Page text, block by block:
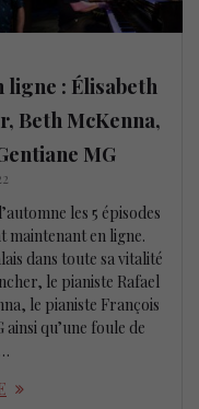
ligne : Élisabeth
Beth McKenna,
MG
les 5 épisodes
maintenant en ligne.
dans toute sa vitalité
le pianiste Rafael
le pianiste François
qu’une foule de